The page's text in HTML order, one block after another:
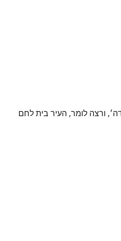
ורצה לומר, העיר בית לחם